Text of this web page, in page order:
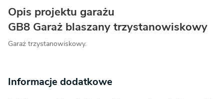
Opis projektu garażu
GB8 Garaż blaszany trzystanowiskowy
Garaż trzystanowiskowy.
Informacje dodatkowe